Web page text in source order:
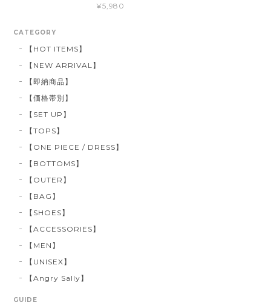
¥5,980
CATEGORY
【HOT ITEMS】
【NEW ARRIVAL】
【即納商品】
【価格帯別】
【SET UP】
【TOPS】
【ONE PIECE / DRESS】
【BOTTOMS】
【OUTER】
【BAG】
【SHOES】
【ACCESSORIES】
【MEN】
【UNISEX】
【Angry Sally】
GUIDE